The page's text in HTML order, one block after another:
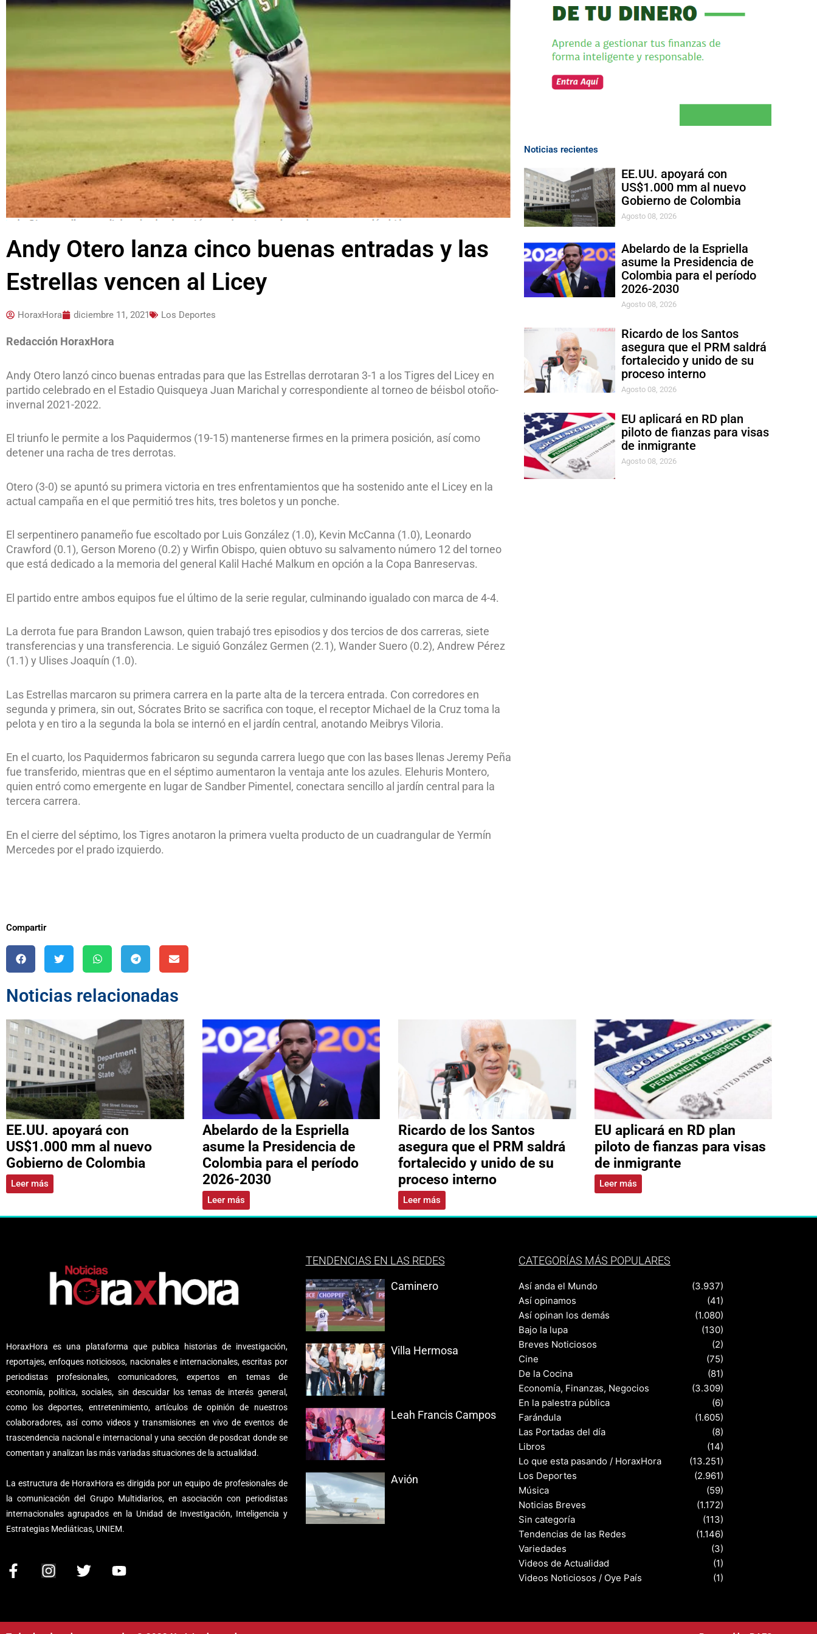
Andy Otero lanza cinco buenas entradas y las
Estrellas vencen al Licey
HoraxHora diciembre 11, 2021 Los Deportes
Redacción HoraxHora
Andy Otero lanzó cinco buenas entradas para que las Estrellas derrotaran 3-1 a los Tigres del Licey en
partido celebrado en el Estadio Quisqueya Juan Marichal y correspondiente al torneo de béisbol otoño-
invernal 2021-2022.
El triunfo le permite a los Paquidermos (19-15) mantenerse firmes en la primera posición, así como
detener una racha de tres derrotas.
Otero (3-0) se apuntó su primera victoria en tres enfrentamientos que ha sostenido ante el Licey en la
actual campaña en el que permitió tres hits, tres boletos y un ponche.
El serpentinero panameño fue escoltado por Luis González (1.0), Kevin McCanna (1.0), Leonardo
Crawford (0.1), Gerson Moreno (0.2) y Wirfin Obispo, quien obtuvo su salvamento número 12 del torneo
que está dedicado a la memoria del general Kalil Haché Malkum en opción a la Copa Banreservas.
El partido entre ambos equipos fue el último de la serie regular, culminando igualado con marca de 4-4.
La derrota fue para Brandon Lawson, quien trabajó tres episodios y dos tercios de dos carreras, siete
transferencias y una transferencia. Le siguió González Germen (2.1), Wander Suero (0.2), Andrew Pérez
(1.1) y Ulises Joaquín (1.0).
Las Estrellas marcaron su primera carrera en la parte alta de la tercera entrada. Con corredores en
segunda y primera, sin out, Sócrates Brito se sacrifica con toque, el receptor Michael de la Cruz toma la
pelota y en tiro a la segunda la bola se internó en el jardín central, anotando Meibrys Viloria.
En el cuarto, los Paquidermos fabricaron su segunda carrera luego que con las bases llenas Jeremy Peña
fue transferido, mientras que en el séptimo aumentaron la ventaja ante los azules. Elehuris Montero,
quien entró como emergente en lugar de Sandber Pimentel, conectara sencillo al jardín central para la
tercera carrera.
En el cierre del séptimo, los Tigres anotaron la primera vuelta producto de un cuadrangular de Yermín
Mercedes por el prado izquierdo.
Compartir
Noticias recientes
EE.UU. apoyará con
US$1.000 mm al nuevo
Gobierno de Colombia
Agosto 08, 2026
Abelardo de la Espriella
asume la Presidencia de
Colombia para el período
2026-2030
Agosto 08, 2026
Ricardo de los Santos
asegura que el PRM saldrá
fortalecido y unido de su
proceso interno
Agosto 08, 2026
EU aplicará en RD plan
piloto de fianzas para visas
de inmigrante
Agosto 08, 2026
Noticias relacionadas
EE.UU. apoyará con
US$1.000 mm al nuevo
Gobierno de Colombia
Leer más
Abelardo de la Espriella
asume la Presidencia de
Colombia para el período
2026-2030
Leer más
Ricardo de los Santos
asegura que el PRM saldrá
fortalecido y unido de su
proceso interno
Leer más
EU aplicará en RD plan
piloto de fianzas para visas
de inmigrante
Leer más
HoraxHora es una plataforma que publica historias de investigación,
reportajes, enfoques noticiosos, nacionales e internacionales, escritas por
periodistas profesionales, comunicadores, expertos en temas de
economía, política, sociales, sin descuidar los temas de interés general,
como los deportes, entretenimiento, artículos de opinión de nuestros
colaboradores, así como videos y transmisiones en vivo de eventos de
trascendencia nacional e internacional y una sección de posdcat donde se
comentan y analizan las más variadas situaciones de la actualidad.
La estructura de HoraxHora es dirigida por un equipo de profesionales de
la comunicación del Grupo Multidiarios, en asociación con periodistas
internacionales agrupados en la Unidad de Investigación, Inteligencia y
Estrategias Mediáticas, UNIEM.
F
b
I
a
T
Y
u
TENDENCIAS EN LAS REDES
Caminero
Villa Hermosa
Leah Francis Campos
Avión
CATEGORÍAS MÁS POPULARES
Así anda el Mundo
(3.937)
Así opinamos
(41)
Así opinan los demás
(1.080)
Bajo la lupa
(130)
Breves Noticiosos
(2)
Cine
(75)
De la Cocina
(81)
Economía, Finanzas, Negocios
(3.309)
En la palestra pública
(6)
Farándula
(1.605)
Las Portadas del día
(8)
Libros
(14)
Lo que esta pasando / HoraxHora
(13.251)
Los Deportes
(2.961)
Música
(59)
Noticias Breves
(1.172)
Sin categoría
(113)
Tendencias de las Redes
(1.146)
Variedades
(3)
Videos de Actualidad
(1)
Videos Noticiosos / Oye País
(1)